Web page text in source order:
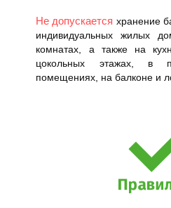
Не допускается хранение
индивидуальных жилых
комнатах, а также на
цокольных этажах, в
помещениях, на балконе и